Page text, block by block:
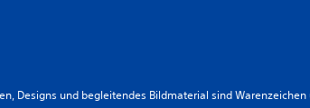
Designs und begleitendes Bildmaterial sind